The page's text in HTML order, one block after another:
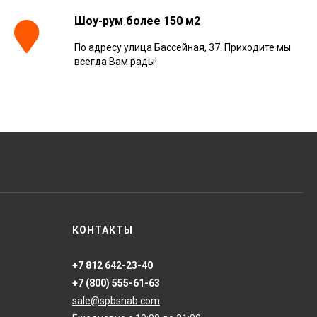
Керамогранит
Шоу-рум более 150 м2
По адресу улица Бассейная, 37. Приходите мы
всегда Вам рады!
КОНТАКТЫ
+7 812 642-23-40
+7 (800) 555-61-63
sale@spbsnab.com